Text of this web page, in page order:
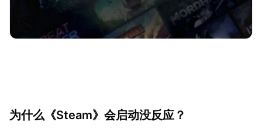
为什么《Steam》会启动没反应？